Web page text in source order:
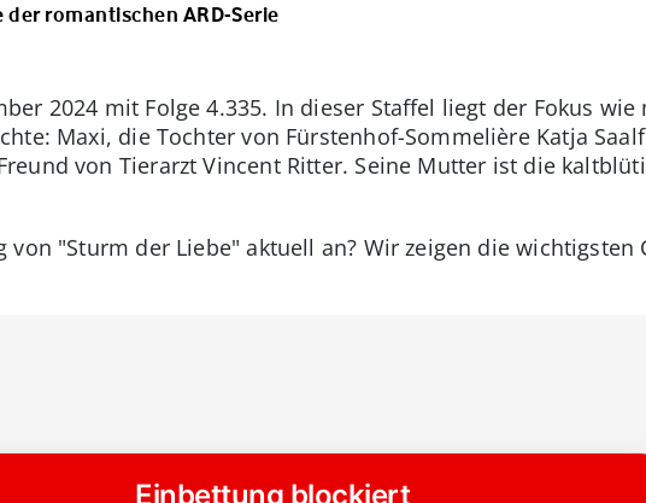
romantischen ARD-Serie
2024 mit Folge 4.335. In dieser Staffel liegt der Fokus
Maxi, die Tochter von Fürstenhof-Sommelière Katja
von Tierarzt Vincent Ritter. Seine Mutter ist die
von "Sturm der Liebe" aktuell an? Wir zeigen die wichtigsten